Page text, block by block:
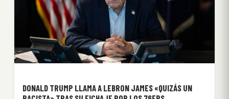
DONALD TRUMP LLAMA A LEBRON JAMES «QUIZÁS UN